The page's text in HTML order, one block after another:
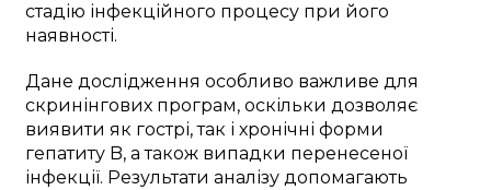
стадію інфекційного процесу при його
наявності.
Дане дослідження особливо важливе для
скринінгових програм, оскільки дозволяє
виявити як гострі, так і хронічні форми
гепатиту B, а також випадки перенесеної
інфекції. Результати аналізу допомагають